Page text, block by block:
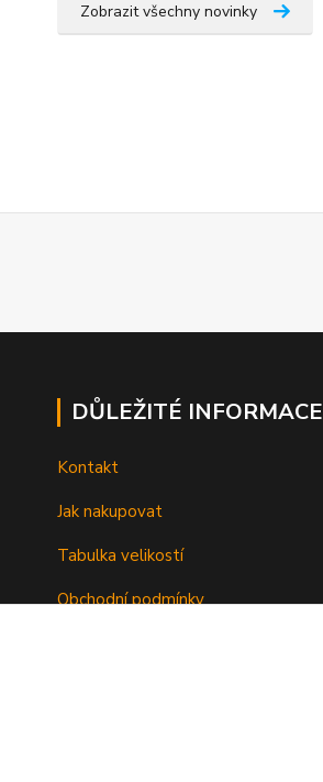
Zobrazit všechny novinky
DŮLEŽITÉ INFORMACE
Kontakt
Jak nakupovat
Tabulka velikostí
Obchodní podmínky